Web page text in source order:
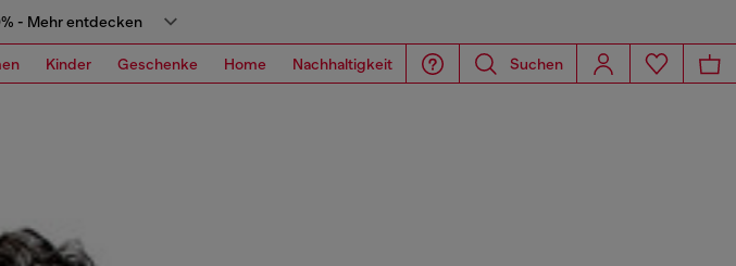
- Mehr entdecken
Kinder Geschenke Home Nachhaltigkeit Suchen